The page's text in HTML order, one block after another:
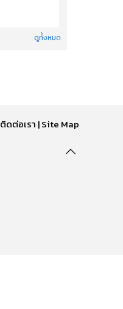
ดูทั้งหมด
ติดต่อเรา |Site Map